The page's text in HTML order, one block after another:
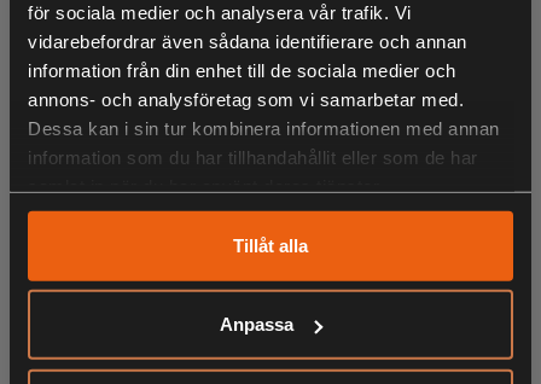
för sociala medier och analysera vår trafik. Vi
vidarebefordrar även sådana identifierare och annan
information från din enhet till de sociala medier och
annons- och analysföretag som vi samarbetar med.
Dessa kan i sin tur kombinera informationen med annan
information som du har tillhandahållit eller som de har
Tillåt alla
Anpassa
- Variabel hastighet både fram och bakåt för total kontroll
- Lätt & kompakt för enkel borrning
- GripZone™ teknologi för ett komfortabelt och stadigt
- Metallväxelhus
- LED ljus
LIKNANDE PRODUKTER